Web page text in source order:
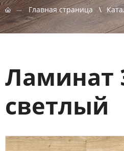
Главная страница
Ламинат
светлый